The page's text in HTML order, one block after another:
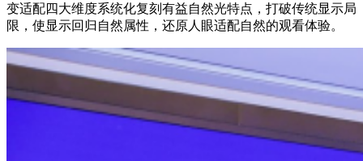
变适配四大维度系统化复刻有益自然光特点，打破传统显示局
限，使显示回归自然属性，还原人眼适配自然的观看体验。